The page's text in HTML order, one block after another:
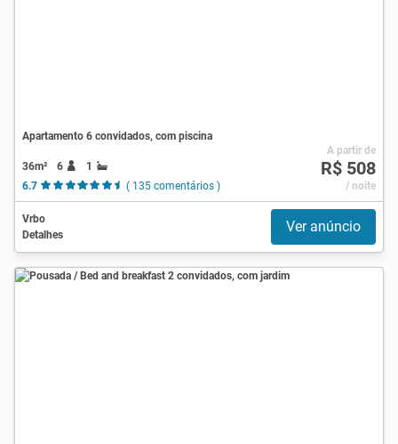
Apartamento 6 convidados, com piscina
36m² 6
1
6.7
( 135 comentários )
A partir de
R$ 508
/ noite
Vrbo
Detalhes
Ver anúncio